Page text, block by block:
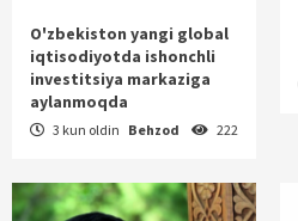
O'zbekiston yangi global
iqtisodiyotda ishonchli
investitsiya markaziga
aylanmoqda
3 kun oldin Behzod 222